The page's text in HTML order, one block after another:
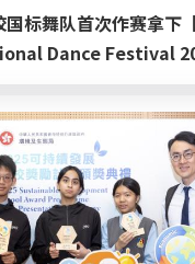
国标舞队首次作赛拿下
Dance Festival